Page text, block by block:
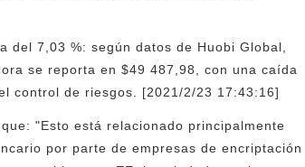
7,03 %: según datos de Huobi Global,
se reporta en $49 487,98, con una caída
control de riesgos. [2021/2/23 17:43:16]
"Esto está relacionado principalmente
por parte de empresas de encriptación